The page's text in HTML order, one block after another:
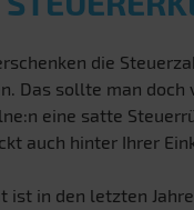
die
Das sollte man
eine satte
auch hinter Ihrer
ist in den letzten